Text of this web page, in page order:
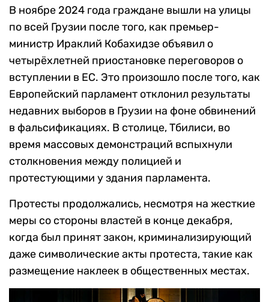
В ноябре 2024 года граждане вышли на улицы
по всей Грузии после того, как премьер-
министр Ираклий Кобахидзе объявил о
четырёхлетней приостановке переговоров о
вступлении в ЕС. Это произошло после того, как
Европейский парламент отклонил результаты
недавних выборов в Грузии на фоне обвинений
в фальсификациях. В столице, Тбилиси, во
время массовых демонстраций вспыхнули
столкновения между полицией и
протестующими у здания парламента.
Протесты продолжались, несмотря на жесткие
меры со стороны властей в конце декабря,
когда был принят закон, криминализирующий
даже символические акты протеста, такие как
размещение наклеек в общественных местах.